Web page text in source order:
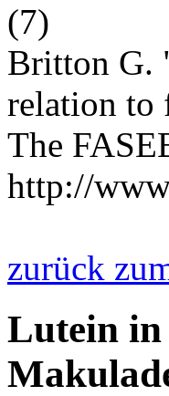
(7)
Britton G.
relation to
The
http://
zurück
Lutein in